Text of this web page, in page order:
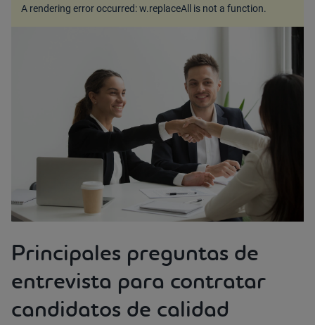
Principales preguntas de
entrevista para contratar
candidatos de calidad
A rendering error occurred:w.replaceAll is not a function.